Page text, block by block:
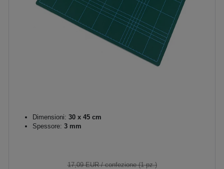
Dimensioni: 30 x 45 cm
Spessore: 3 mm
17,09 EUR/ confezione (1 pz.)